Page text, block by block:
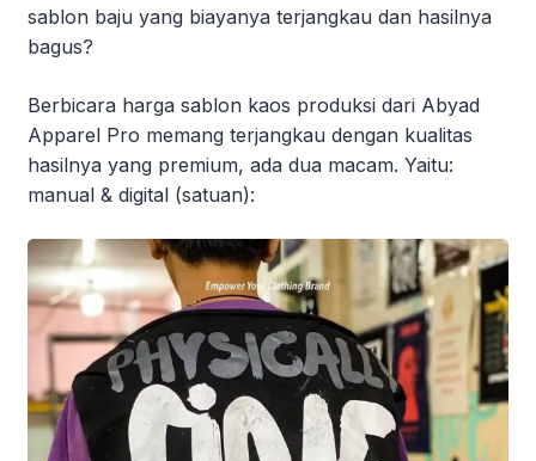
sablon baju yang biayanya terjangkau dan hasilnya
bagus?
Berbicara harga sablon kaos produksi dari Abyad
Apparel Pro memang terjangkau dengan kualitas
hasilnya yang premium, ada dua macam. Yaitu:
manual & digital (satuan):